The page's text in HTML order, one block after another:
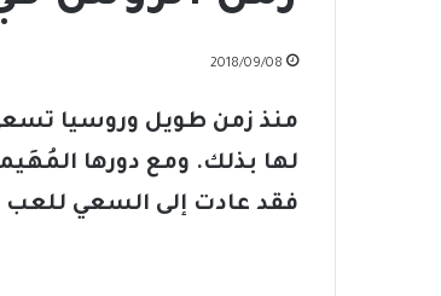
2018/09/08
منذ زمن طويل وروسيا
لها بذلك. ومع دورها
فقد عادت إلى السعي للعب